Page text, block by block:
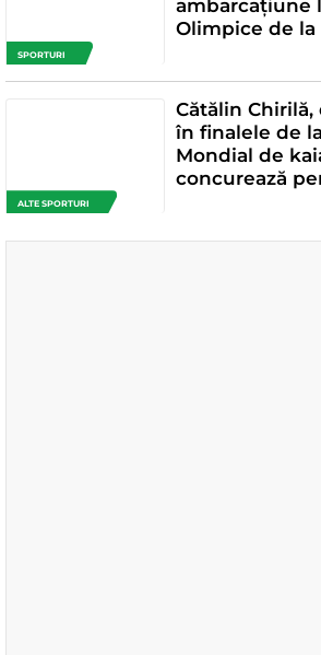
SPORTURI
ambarcațiune
Olimpice de la
ALTE SPORTURI
Cătălin
în finalele de
Mondial de
concurează